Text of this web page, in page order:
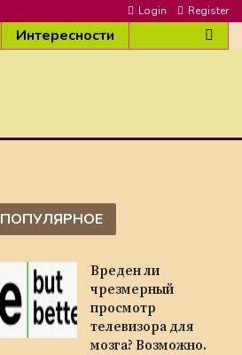
Login Register
Интересности
ПОПУЛЯРНОЕ
Вреден ли
чрезмерный
просмотр
телевизора для
мозга? Возможно.